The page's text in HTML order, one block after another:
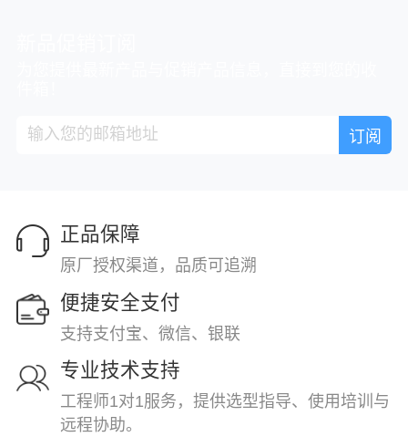
正品保障
原厂授权渠道，品质可追溯
便捷安全支付
支持支付宝、微信、银联
专业技术支持
工程师1对1服务，提供选型指导、使用培训与
远程协助。